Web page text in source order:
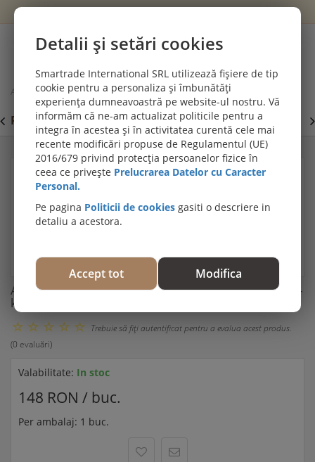
Cont
Acasă
Izolații și termosisteme
Adeziv Profile/Termosistem Decorativ Exterior ADRo-kit 6 KG
PROMOȚII DE IULIE! PARCHET SPC SI LVT: Viziteaza
secțiunea de pardoseli SPC SI LVT
Adeziv Profile/Termosistem Decorativ Exterior ADRo-
kit 6 KG
Trebuie să fiţi autentificat pentru a evalua acest produs.
(0 evaluări)
Valabilitate: In stoc
148 RON / buc.
Per ambalaj: 1 buc.
Detalii și setări cookies
Smartrade International SRL utilizează fișiere de tip
cookie pentru a personaliza și îmbunătăți
experiența dumneavoastră pe website-ul nostru. Vă
informăm că ne-am actualizat politicile pentru a
integra în acestea și în activitatea curentă cele mai
recente modificări propuse de Regulamentul (UE)
2016/679 privind protecția persoanelor fizice în
ceea ce privește Prelucrarea Datelor cu Caracter
Personal.
Pe pagina Politicii de cookies gasiti o descriere in
detaliu a acestora.
Accept tot Modifica